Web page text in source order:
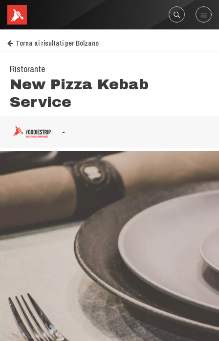
Torna ai risultati per Bolzano
Ristorante
New Pizza Kebab
Service
-